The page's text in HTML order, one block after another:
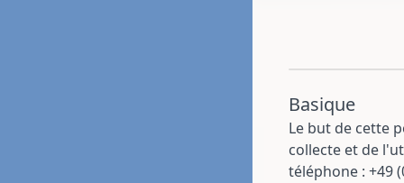
Basique
Le but de cette
collecte et de
téléphone : +49